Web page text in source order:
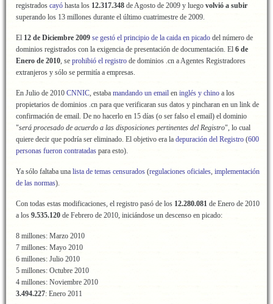
registrados cayó hasta los 12.317.348 de Agosto de 2009 y luego volvió a subir
superando los 13 millones durante el último cuatrimestre de 2009.
El 12 de Diciembre 2009 se gestó el principio de la caida en picado del número de
dominios registrados con la exigencia de presentación de documentación. El 6 de
Enero de 2010, se prohibió el registro de dominios .cn a Agentes Registradores
extranjeros y sólo se permitía a empresas.
En Julio de 2010 CNNIC, estaba mandando un email en inglés y chino a los
propietarios de dominios .cn para que verificaran sus datos y pincharan en un link de
confirmación de email. De no hacerlo en 15 días (o ser falso el email) el dominio
"será procesado de acuerdo a las disposiciones pertinentes del Registro", lo cual
quiere decir que podría ser eliminado. El objetivo era la depuración del Registro (600
personas fueron contratadas para esto).
Ya sólo faltaba una lista de temas censurados (regulaciones oficiales, implementación
de las normas).
Con todas estas modificaciones, el registro pasó de los 12.280.081 de Enero de 2010
a los 9.535.120 de Febrero de 2010, iniciándose un descenso en picado:
8 millones: Marzo 2010
7 millones: Mayo 2010
6 millones: Julio 2010
5 millones: Octubre 2010
4 millones: Noviembre 2010
3.494.227: Enero 2011